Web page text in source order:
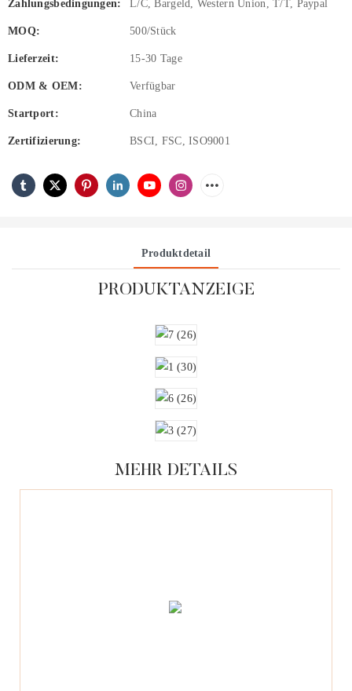
Zahlungsbedingungen: L/C, Bargeld, Western Union, T/T, Paypal
MOQ: 500/Stück
Lieferzeit: 15-30 Tage
ODM & OEM: Verfügbar
Startport: China
Zertifizierung: BSCI, FSC, ISO9001
Produktdetail
PRODUKTANZEIGE
MEHR DETAILS